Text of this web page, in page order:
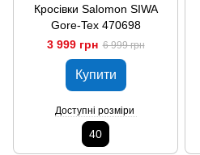
Кросівки Salomon SIWA
Gore-Tex 470698
3 999 грн 6 999 грн
Купити
Доступні розміри
40